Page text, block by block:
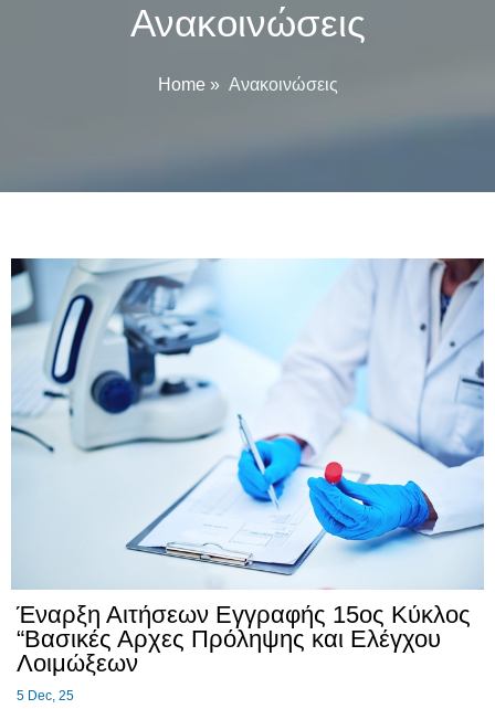
Ανακοινώσεις
Home » Ανακοινώσεις
Έναρξη Αιτήσεων Εγγραφής 15ος Κύκλος
“Βασικές Αρχες Πρόληψης και Ελέγχου
Λοιμώξεων
5 Dec, 25